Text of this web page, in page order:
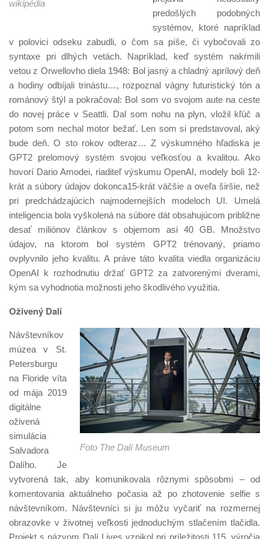
wikipédia
predošlých podobných
systémov, ktoré napríklad
v polovici odseku zabudli, o čom sa píše, či vybočovali zo
syntaxe pri dlhých vetách. Napríklad, keď systém nakŕmili
vetou z Orwellovho diela 1948: Bol jasný a chladný aprílový deň
a hodiny odbíjali trinástu…, rozpoznal vágny futuristický tón a
románový štýl a pokračoval: Bol som vo svojom aute na ceste
do novej práce v Seattli. Dal som nohu na plyn, vložil kľúč a
potom som nechal motor bežať. Len som si predstavoval, aký
bude deň. O sto rokov odteraz… Z výskumného hľadiska je
GPT2 prelomový systém svojou veľkosťou a kvalitou. Ako
hovorí Dario Amodei, riaditeľ výskumu OpenAI, modely boli 12-
krát a súbory údajov dokonca15-krát väčšie a oveľa širšie, než
pri predchádzajúcich najmodernejších modeloch UI. Umelá
inteligencia bola vyškolená na súbore dát obsahujúcom približne
desať miliónov článkov s objemom asi 40 GB. Množstvo
údajov, na ktorom bol systém GPT2 trénovaný, priamo
ovplyvnilo jeho kvalitu. A práve táto kvalita viedla organizáciu
OpenAI k rozhodnutiu držať GPT2 za zatvorenými dverami,
kým sa vyhodnotia možnosti jeho škodlivého využitia.
Oživený Dalí
Foto The Dalí Museum
Návštevníkov
múzea v St.
Petersburgu
na Floride víta
od mája 2019
digitálne
oživená
simulácia
Salvadora
Dalího. Je
vytvorená tak, aby komunikovala rôznymi spôsobmi – od
komentovania aktuálneho počasia až po zhotovenie selfie s
návštevníkom. Návštevníci si ju môžu vyčariť na rozmernej
obrazovke v životnej veľkosti jednoduchým stlačením tlačidla.
Projekt s názvom Dalí Lives vznikol pri príležitosti 115. výročia